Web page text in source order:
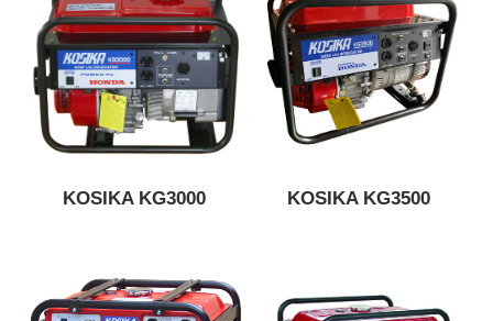
清水幫浦
汙水幫浦
塑膠幫浦
電焊發電機
割草機
幫浦
清水幫浦
汙水幫浦
電焊發電機
可攜式發電機
割草機
可攜式發電機
本田引擎系列
速霸陸引擎系列
電焊發電機
幫浦
KOSIKA KG3000 KOSIKA KG3500